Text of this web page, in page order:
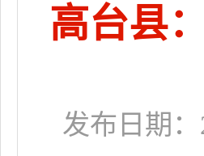
高台县
发布日期：